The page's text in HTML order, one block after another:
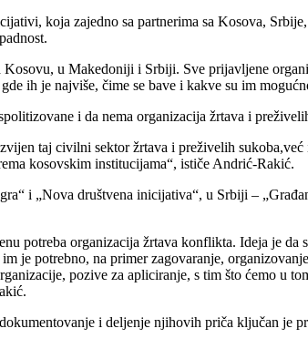
koja zajedno sa partnerima sa Kosova,
u Makedoniji i Srbiji. Sve prijavljene
ih je najviše, čime se bave i kakve su im
i da nema organizacija žrtava i
taj civilni sektor žrtava i preživelih
kosovskim institucijama“, ističe Andrić-Rakić.
i „Nova društvena inicijativa“, u Srbiji –
potreba organizacija žrtava konflikta. Ideja je
je potrebno, na primer zagovaranje,
pozive za apliciranje, s tim što ćemo u
i deljenje njihovih priča ključan je